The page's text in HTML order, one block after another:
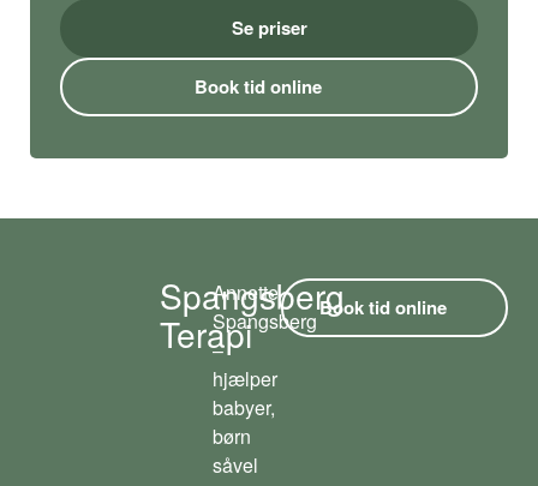
Se priser
Book tid online
Spangsberg
Terapi
Annette
Spangsberg
–
hjælper
babyer,
børn
såvel
Book tid online